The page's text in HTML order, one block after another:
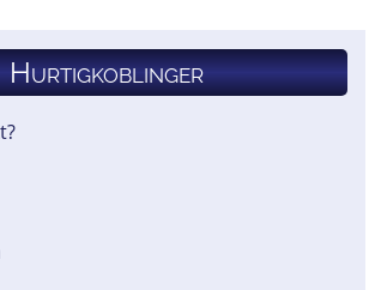
Hurtigkoblinger